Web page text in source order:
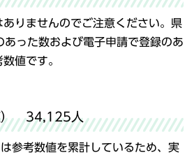
りませんのでご注意ください。県
あった数および電子申請で登録のあ
値です。
） 34,125人
参考数値を累計しているため、実